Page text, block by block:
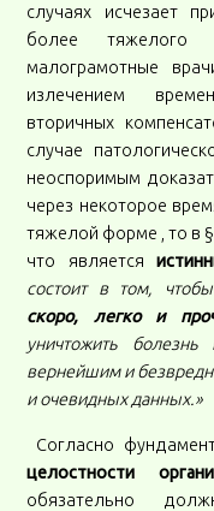
случаях исчезает
более тяжелого
малограмотные
излечением
вторичных
случае
неоспоримым
через некоторое
тяжелой форме , то в
что является
состоит в том, чтобы
скоро, легко и
уничтожить
вернейшим и
и очевидных данных.»
Согласно
целостности
обязательно